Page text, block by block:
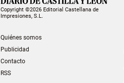
Copyright ©2026 Editorial Castellana de
Impresiones, S.L.
Quiénes somos
Publicidad
Contacto
RSS